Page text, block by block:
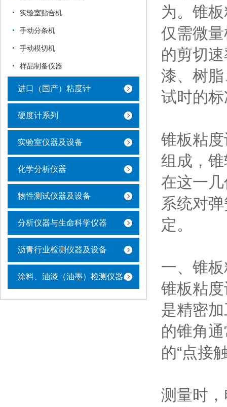
实验室贴合机
手动分条机
手动模切机
样品制备仪器
进口（国产）粘度计
硬度计系列
实验室仪器及设备
化学分析仪器
物性测试仪器及设备
分析仪器与生命科学仪器
沥青行业检测仪器及设备
涂料、油漆（油墨）检测仪器及设备
为。锥
仅需微
的剪切
漆、树
试时的
锥板粘
组成，
在这一
系统对
定。
一、锥
锥板粘
是精密
的锥角
的“点接
测量时